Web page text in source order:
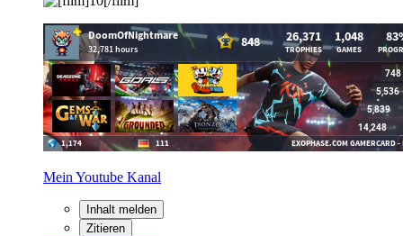
Mein Youtube Kanal
Inhalt melden
Zitieren